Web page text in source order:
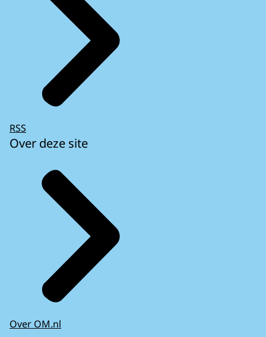
RSS
Over deze site
Over OM.nl